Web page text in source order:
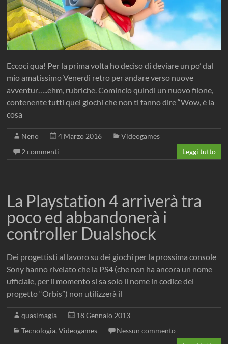
Eccoci qua! Per la prima volta ho deciso di deviare un po’ dal
mio amatissimo Venerdì retro per andare verso nuove
avventur…..ehm, rubriche. Comincio quindi un nuovo filone,
contenente tutti quei giochi che non ti fanno dire “Wow, è la
cosa
Neno 4 Marzo 2016
Videogames
2 commenti
Leggi tutto
La Playstation 4 arriverà tra
poco ed abbandonerà i
controller Dualshock
Dei progettisti al lavoro su dei giochi per la prossima console
Sony hanno rivelato che la PS4 (che non ha ancora un nome
ufficiale, per il momento si sa solo il nome in codice del
progetto “Orbis”) non utilizzerà il
quasimagia
18 Gennaio 2013
Tecnologia,Videogames
Nessun commento